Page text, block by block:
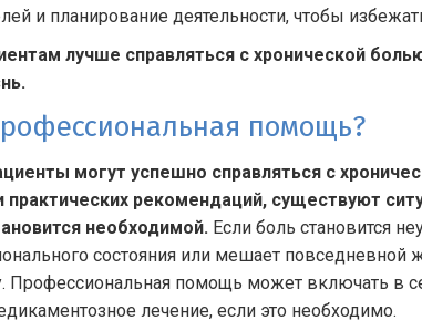
и планирование деятельности, чтобы
лучше справляться с хронической
помощь?
могут успешно справляться с
рекомендаций, существуют
необходимой. Если боль становится
состояния или мешает повседневной
Профессиональная помощь может включать в
лечение, если это необходимо.